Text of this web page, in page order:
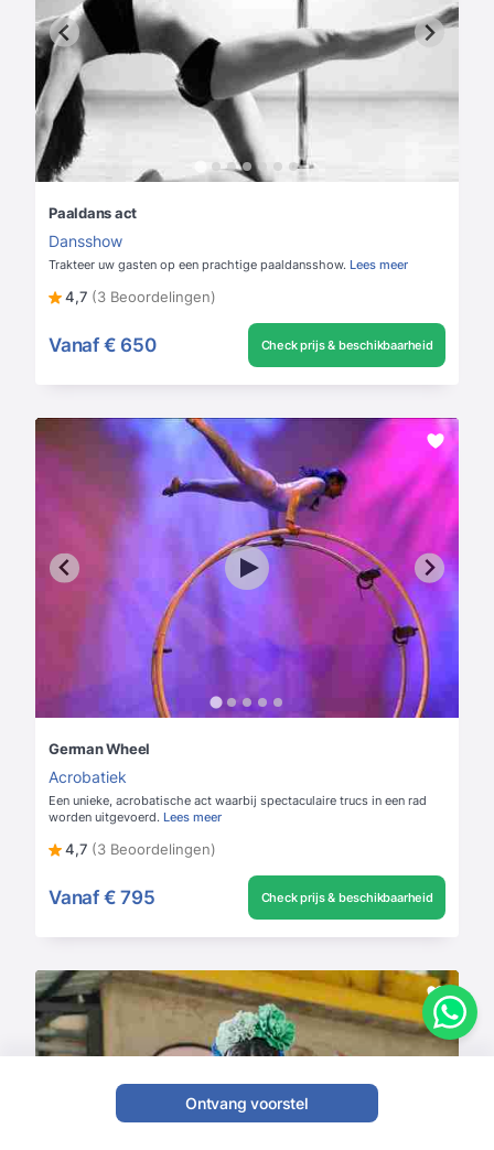
Paaldans act
Dansshow
Trakteer uw gasten op een prachtige paaldansshow. Lees meer
4,7 (3 Beoordelingen)
Vanaf € 650 Check prijs & beschikbaarheid
German Wheel
Acrobatiek
Een unieke, acrobatische act waarbij spectaculaire trucs in een rad
worden uitgevoerd. Lees meer
4,7 (3 Beoordelingen)
Vanaf € 795 Check prijs & beschikbaarheid
Ontvang voorstel